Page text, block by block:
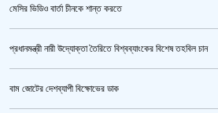
মেসির ভিডিও বার্তা চীনকে শান্ত করতে
প্রধানমন্ত্রী নারী উদ্যোক্তা তৈরিতে বিশ্বব্যাংকের বিশেষ তহবিল চান
বাম জোটের দেশব্যাপী বিক্ষোভের ডাক